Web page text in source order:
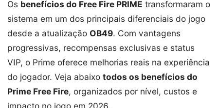
Os benefícios do Free Fire PRIME transformaram o
sistema em um dos principais diferenciais do jogo
desde a atualização OB49. Com vantagens
progressivas, recompensas exclusivas e status
VIP, o Prime oferece melhorias reais na experiência
do jogador. Veja abaixo todos os benefícios do
Prime Free Fire, organizados por nível, custos e